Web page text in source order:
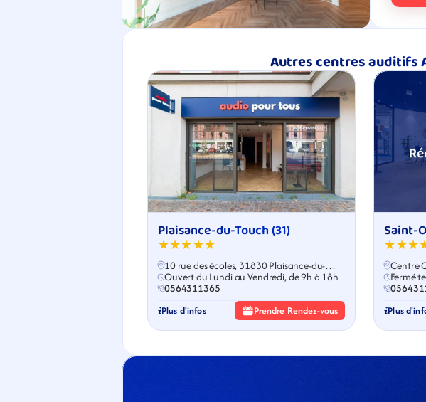
Autres centres auditifs
Plaisance-du-Touch (31)
★★★★★
10 rue des écoles, 31830 Plaisance-du-
Touch
Ouvert du Lundi au Vendredi, de 9h à 18h
0564311365
Plus d'infos Prendre Rendez-vous
Saint-
Centre
Fermé
Plus